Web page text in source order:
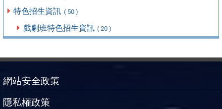
特色招生資訊 ( 50 )
戲劇班特色招生資訊 ( 20 )
網站安全政策
隱私權政策